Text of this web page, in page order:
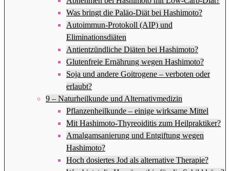
Was bringt die Paläo-Diät bei Hashimoto?
Autoimmun-Protokoll (AIP) und
Eliminationsdiäten
Antientzündliche Diäten bei Hashimoto?
Glutenfreie Ernährung wegen Hashimoto?
Soja und andere Goitrogene – verboten oder
erlaubt?
9 – Naturheilkunde und Alternativmedizin
Pflanzenheilkunde – einige wirksame Mittel
Mit Hashimoto-Thyreoiditis zum Heilpraktiker?
Amalgamsanierung und Entgiftung wegen
Hashimoto?
Hoch dosiertes Jod als alternative Therapie?